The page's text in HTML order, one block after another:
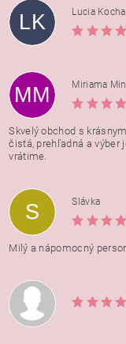
Vložením
osobných údajov
LK
Lucia
MM
Miriama
Skvelý obchod s
čistá, prehľadná a výber
vrátime.
S
Slávka
Milý a nápomocný